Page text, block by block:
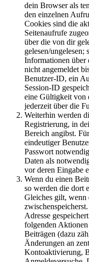
dein Browser als
den einzelnen
Cookies sind die
Seitenaufrufe
über die von dir
gelesen/
Informationen über
nicht angemeldet
Benutzer-ID, ein
Session-ID
eine Gültigkeit von
jederzeit über die
Weiterhin werden
Registrierung, in
Bereich angibst.
eindeutiger
Passwort
Daten als
vor deren Eingabe
Wenn du einen
so werden die dort
Gleiches gilt,
Adresse
folgenden
Beiträgen (dazu
Änderungen an
Kontoaktivierung,